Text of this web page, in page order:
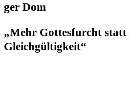
ger Dom
„Mehr Got­tes­furcht statt
Gleichgültigkeit“